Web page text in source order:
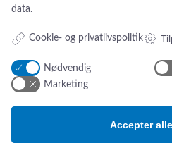
Addresse:
Simonsen & Weel
data.
Cookie- og privatlivspolitik
Nødvendig
Marketing
Accepter